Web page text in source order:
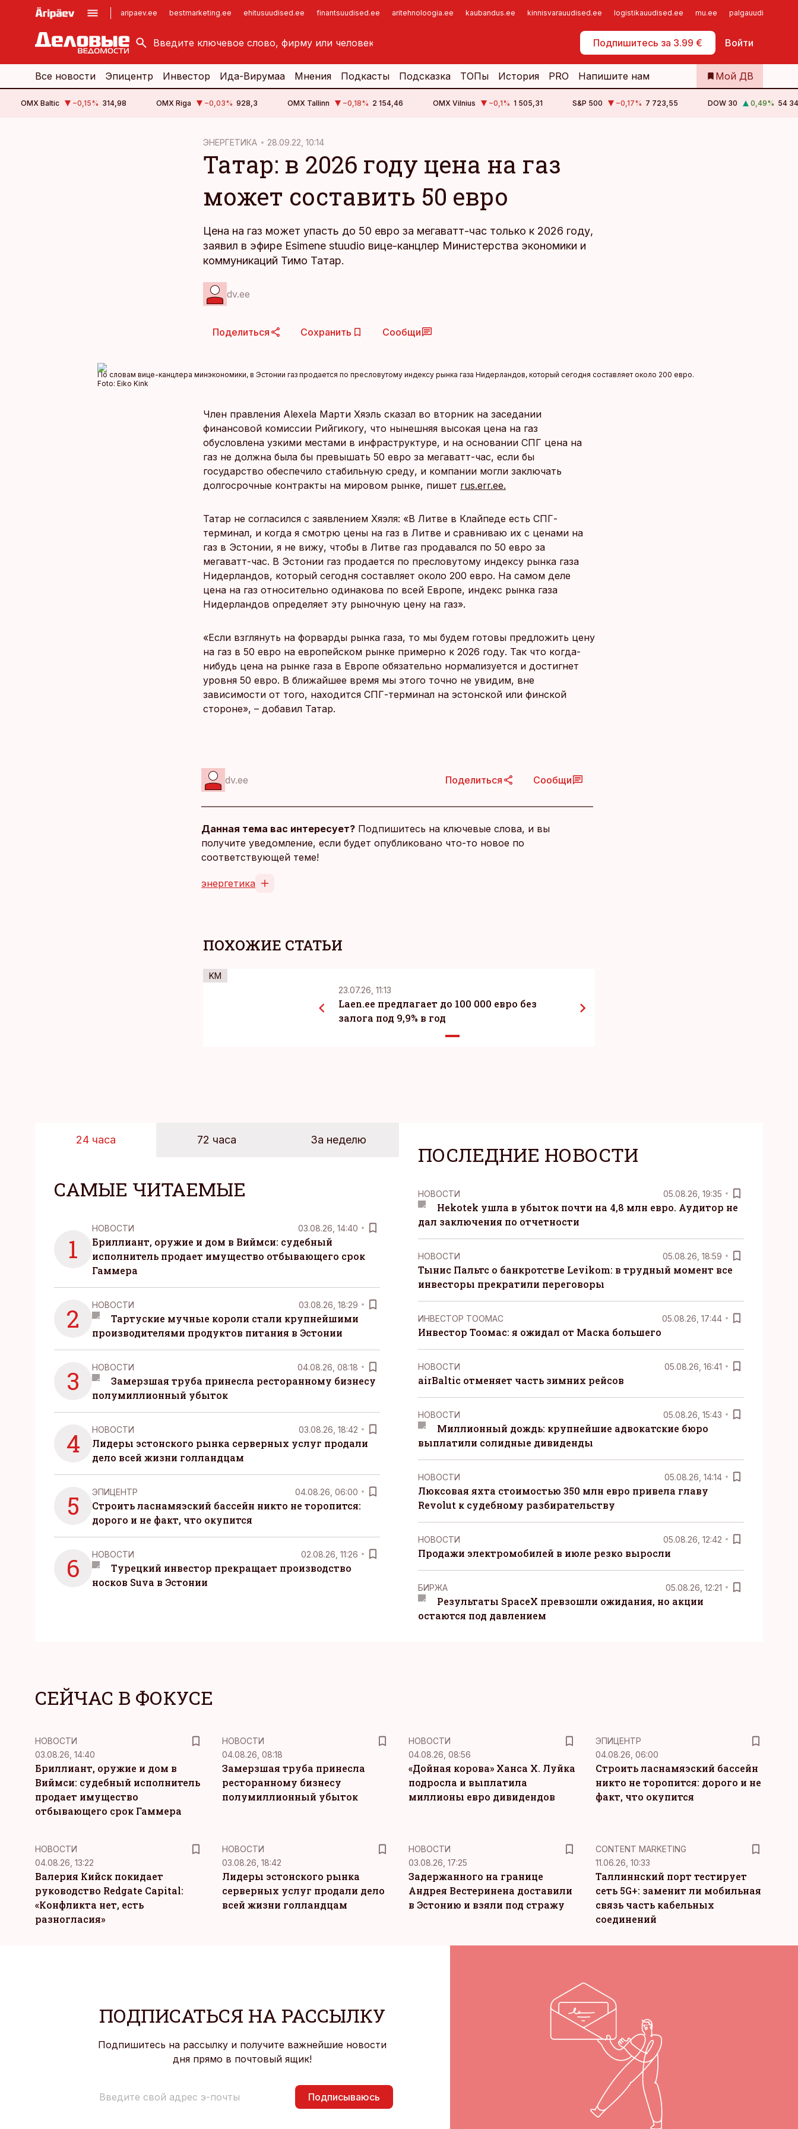
aripaev.ee bestmarketing.ee ehitusuudised.ee finantsuudised.ee aritehnoloogia.ee kaubandus.ee kinnisvarauudised.ee logistikauudised.ee mu.ee palgauudised.ee
Подпишитесь за 3.99 € Войти
kinnisvarauudised.ee
logistikauudised.ee
imelineajalugu.ee
Самообслуживание
Все новости Эпицентр Инвестор Ида-Вирумаа Мнения Подкасты Подсказка ТОПы История PRO Напишите нам Мой ДВ
OMX Baltic −0,15% 314,98 OMX Riga −0,03% 928,3 OMX Tallinn −0,18% 2 154,46 OMX Vilnius −0,1% 1 505,31 S&P 500 −0,17% 7 723,55 DOW 30 0,49% 54
ЭНЕРГЕТИКА 28.09.22, 10:14
Татар: в 2026 году цена на газ
может составить 50 евро
Цена на газ может упасть до 50 евро за мегаватт-час только к 2026 году,
заявил в эфире Esimene stuudio вице-канцлер Министерства экономики и
коммуникаций Тимо Татар.
dv.ee
Поделиться Сохранить Сообщи
По словам вице-канцлера минэкономики, в Эстонии газ продается по пресловутому индексу рынка газа Нидерландов, который сегодня составляет около 200 евро.
Foto: Eiko Kink
Член правления Alexela Марти Хяэль сказал во вторник на заседании
финансовой комиссии Рийгикогу, что нынешняя высокая цена на газ
обусловлена ​​узкими местами в инфраструктуре, и на основании СПГ цена на
газ не должна была бы превышать 50 евро за мегаватт-час, если бы
государство обеспечило стабильную среду, и компании могли заключать
долгосрочные контракты на мировом рынке, пишет rus.err.ee.
Татар не согласился с заявлением Хяэля: «В Литве в Клайпеде есть СПГ-
терминал, и когда я смотрю цены на газ в Литве и сравниваю их с ценами на
газ в Эстонии, я не вижу, чтобы в Литве газ продавался по 50 евро за
мегаватт-час. В Эстонии газ продается по пресловутому индексу рынка газа
Нидерландов, который сегодня составляет около 200 евро. На самом деле
цена на газ относительно одинакова по всей Европе, индекс рынка газа
Нидерландов определяет эту рыночную цену на газ».
«Если взглянуть на форварды рынка газа, то мы будем готовы предложить цену
на газ в 50 евро на европейском рынке примерно к 2026 году. Так что когда-
нибудь цена на рынке газа в Европе обязательно нормализуется и достигнет
уровня 50 евро. В ближайшее время мы этого точно не увидим, вне
зависимости от того, находится СПГ-терминал на эстонской или финской
стороне», – добавил Татар.
dv.ee Поделиться Сообщи
Данная тема вас интересует? Подпишитесь на ключевые слова, и вы
получите уведомление, если будет опубликовано что-то новое по
соответствующей теме!
энергетика
ПОХОЖИЕ СТАТЬИ
KM
23.07.26, 11:13
Laen.ee предлагает до 100 000 евро без
залога под 9,9% в год
24 часа 72 часа За неделю
САМЫЕ ЧИТАЕМЫЕ
1
НОВОСТИ 03.08.26, 14:40
Бриллиант, оружие и дом в Виймси: судебный
исполнитель продает имущество отбывающего срок
Гаммера
2 НОВОСТИ 03.08.26, 18:29
Тартуские мучные короли стали крупнейшими
производителями продуктов питания в Эстонии
3 НОВОСТИ 04.08.26, 08:18
Замерзшая труба принесла ресторанному бизнесу
полумиллионный убыток
4 НОВОСТИ 03.08.26, 18:42
Лидеры эстонского рынка серверных услуг продали
дело всей жизни голландцам
5 ЭПИЦЕНТР 04.08.26, 06:00
Строить ласнамяэский бассейн никто не торопится:
дорого и не факт, что окупится
6 НОВОСТИ 02.08.26, 11:26
Турецкий инвестор прекращает производство
носков Suva в Эстонии
ПОСЛЕДНИЕ НОВОСТИ
НОВОСТИ 05.08.26, 19:35
Hekotek ушла в убыток почти на 4,8 млн евро. Аудитор не
дал заключения по отчетности
НОВОСТИ 05.08.26, 18:59
Тынис Пальтс о банкротстве Levikom: в трудный момент все
инвесторы прекратили переговоры
ИНВЕСТОР ТООМАС 05.08.26, 17:44
Инвестор Тоомас: я ожидал от Маска большего
НОВОСТИ 05.08.26, 16:41
airBaltic отменяет часть зимних рейсов
НОВОСТИ 05.08.26, 15:43
Миллионный дождь: крупнейшие адвокатские бюро
выплатили солидные дивиденды
НОВОСТИ 05.08.26, 14:14
Люксовая яхта стоимостью 350 млн евро привела главу
Revolut к судебному разбирательству
НОВОСТИ 05.08.26, 12:42
Продажи электромобилей в июле резко выросли
БИРЖА 05.08.26, 12:21
Результаты SpaceX превзошли ожидания, но акции
остаются под давлением
СЕЙЧАС В ФОКУСЕ
НОВОСТИ
03.08.26, 14:40
Бриллиант, оружие и дом в
Виймси: судебный исполнитель
продает имущество
отбывающего срок Гаммера
НОВОСТИ
04.08.26, 08:18
Замерзшая труба принесла
ресторанному бизнесу
полумиллионный убыток
НОВОСТИ
04.08.26, 08:56
«Дойная корова» Ханса Х. Луйка
подросла и выплатила
миллионы евро дивидендов
ЭПИЦЕНТР
04.08.26, 06:00
Строить ласнамяэский бассейн
никто не торопится: дорого и не
факт, что окупится
НОВОСТИ
04.08.26, 13:22
Валерия Кийск покидает
руководство Redgate Capital:
«Конфликта нет, есть
разногласия»
НОВОСТИ
03.08.26, 18:42
Лидеры эстонского рынка
серверных услуг продали дело
всей жизни голландцам
НОВОСТИ
03.08.26, 17:25
Задержанного на границе
Андрея Вестеринена доставили
в Эстонию и взяли под стражу
KM
CONTENT MARKETING
11.06.26, 10:33
Таллиннский порт тестирует
сеть 5G+: заменит ли мобильная
связь часть кабельных
соединений
ПОДПИСАТЬСЯ НА РАССЫЛКУ
Подпишитесь на рассылку и получите важнейшие новости
дня прямо в почтовый ящик!
Подписываюсь